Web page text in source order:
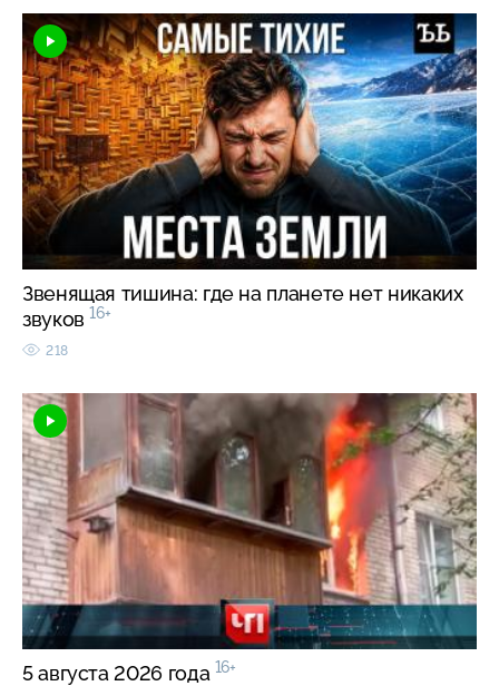
Звенящая тишина: где на планете нет никаких
звуков 16+
218
5 августа 2026 года 16+